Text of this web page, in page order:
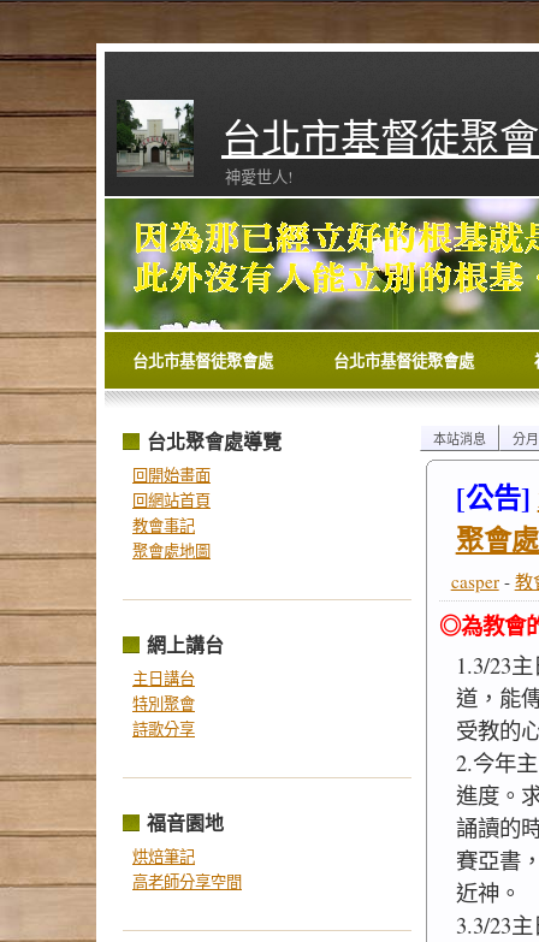
台北市基督徒聚
神愛世人!
台北市基督徒聚會處 台北市基督徒聚會處
台北聚會處導覽
回開始畫面
回網站首頁
教會事記
聚會處地圖
網上講台
主日講台
特別聚會
詩歌分享
福音園地
烘焙筆記
高老師分享空間
本站消息 分
[公告]
聚會
casper- 教
◎為教會
1.3/23
道，能
受教的
2.今年
進度。
誦讀的
賽亞書
近神。
3.3/23